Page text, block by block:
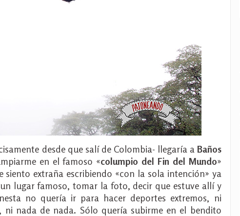
desde que salí de Colombia- llegaría a Baños
en el famoso «columpio del Fin del Mundo»
siento extraña escribiendo «con la sola intención» ya
lugar famoso, tomar la foto, decir que estuve allí y
no quería ir para hacer deportes extremos, ni
nada de nada. Sólo quería subirme en el bendito